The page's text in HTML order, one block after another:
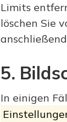
Limits
löschen Sie
5.
In einigen